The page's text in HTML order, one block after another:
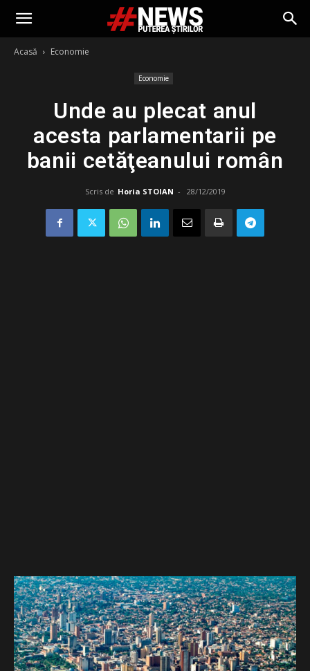
Acasă Economie
Economie
Unde au plecat anul
acesta parlamentarii pe
banii cetăţeanului român
Scris de Horia STOIAN - 28/12/2019